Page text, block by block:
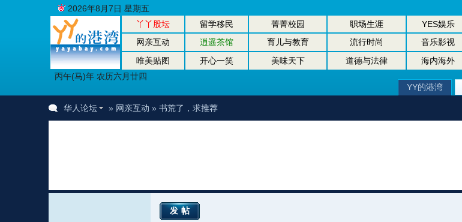
丫丫股坛 留学移民 菁菁校园 职场生涯 YES娱乐
网亲互动
逍遥茶馆 育儿与教育 流行时尚 音乐影视
唯美贴图
开心一笑 美味天下 道德与法律 海内海外
丙午(马)年 农历六月廿四
2026年8月7日 星期五
YY的港湾
华人论坛 » 网亲互动 » 书荒了，求推荐
发帖